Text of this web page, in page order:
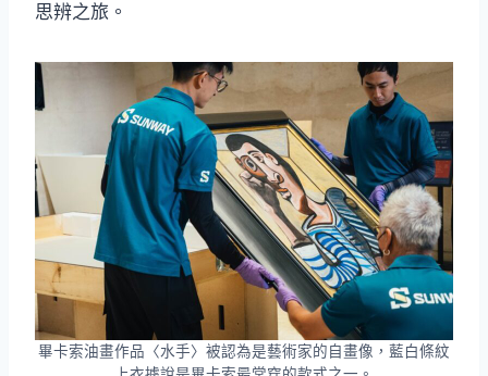
思辨之旅。
畢卡索油畫作品〈水手〉被認為是藝術家的自畫像，藍白條紋